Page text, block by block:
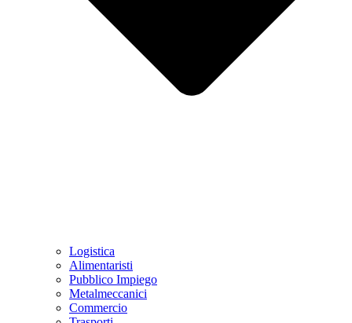
Logistica
Alimentaristi
Pubblico Impiego
Metalmeccanici
Commercio